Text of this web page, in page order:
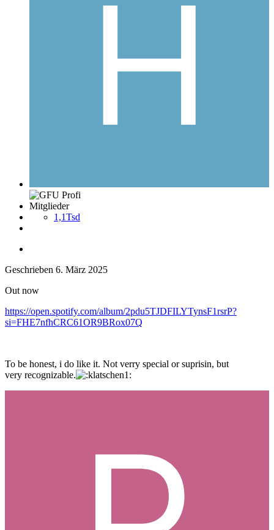
Mitglieder
1,1Tsd
Geschrieben 6. März 2025
Out now
https://open.spotify.com/album/2pdu5TJDFILYTynsF1rsrP?
si=FHE7nfhCRC61OR9BRox07Q
To be honest, i do like it. Not verry special or suprisin, but
very recognizable.